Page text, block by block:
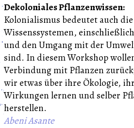
Dekoloniales Pflanzenwissen:
Kolonialismus bedeutet auch
Wissenssystemen,
und den Umgang mit der
sind. In diesem Workshop
Verbindung mit Pflanzen
wir etwas über ihre Ökologie,
Wirkungen lernen und selber
herstellen.
Abeni Asante